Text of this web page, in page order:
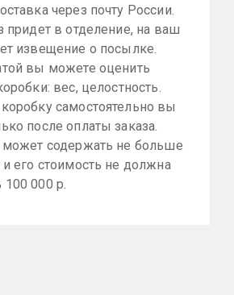
через почту России.
придет в отделение, на ваш
извещение о посылке.
вы можете оценить
вес, целостность.
самостоятельно вы
после оплаты заказа.
может содержать не больше
его стоимость не должна
000 р.